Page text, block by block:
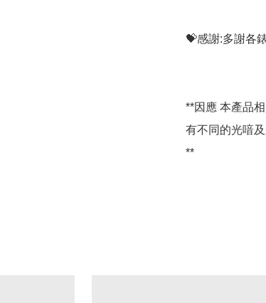
💝感謝:多謝各
**因應 本產品
有不同的光喑